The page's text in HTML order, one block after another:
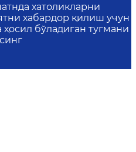
хатоликларни
хабардор қилиш учун
бўладиган тугмани